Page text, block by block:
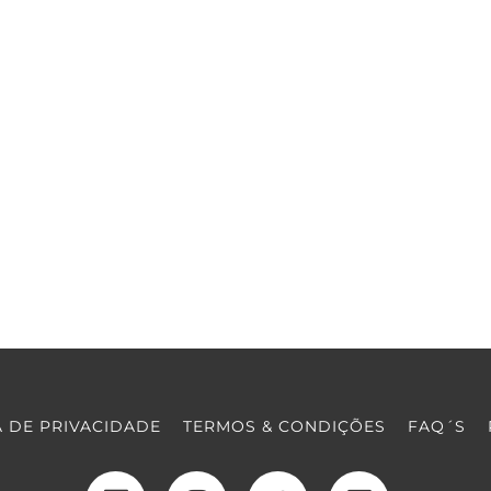
DE PRIVACIDADE TERMOS & CONDIÇÕES FAQ´S